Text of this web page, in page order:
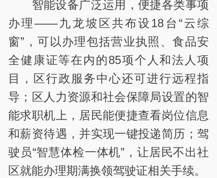
智能设备广泛运用，便捷各类事项
办理——九龙坡区共布设18台“云综
窗”，可以办理包括营业执照、食品安
全健康证等在内的85项个人和法人项
目，区行政服务中心还可进行远程指
导；区人力资源和社会保障局设置的智
能求职机上，居民能便捷查看岗位信息
和薪资待遇，并实现一键投递简历；驾
驶员“智慧体检一体机”，让居民不出社
区就能办理期满换领驾驶证相关手续。